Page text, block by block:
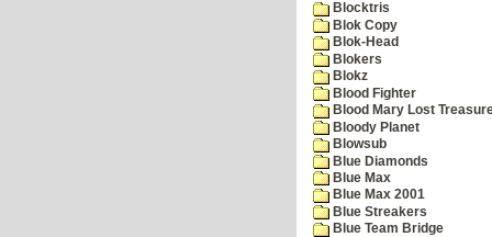
Blocktris
Blok Copy
Blok-Head
Blokers
Blokz
Blood Fighter
Blood Mary Lost
Bloody Planet
Blowsub
Blue Diamonds
Blue Max
Blue Max 2001
Blue Streakers
Blue Team Bridge